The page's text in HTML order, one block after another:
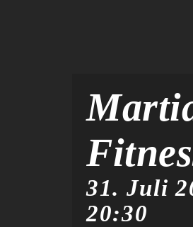
31. Juli
20:30